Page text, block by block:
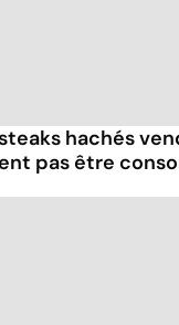
hachés
pas être